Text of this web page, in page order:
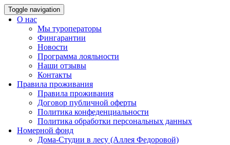
Toggle navigation
О нас
Мы туроператоры
Фингарантии
Новости
Программа лояльности
Наши отзывы
Контакты
Правила проживания
Правила проживания
Договор публичной оферты
Политика конфеденциальности
Политика обработки персональных данных
Номерной фонд
Дома-Студии в лесу (Аллея Федоровой)